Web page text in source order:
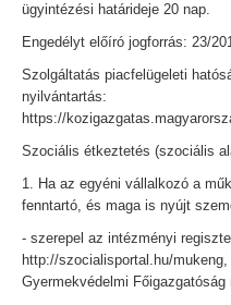
ügyintézési határideje 20 nap.
Engedélyt előíró jogforrás: 23/
Szolgáltatás piacfelügeleti
nyilvántartás:
https://
Szociális étkeztetés (szociális
1. Ha az egyéni vállalkozó a
fenntartó, és maga is nyújt
- szerepel az intézményi
http://szocialisportal.hu/
Gyermekvédelmi